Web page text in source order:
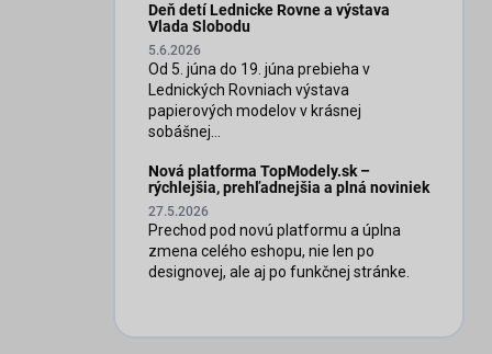
Deň detí Lednicke Rovne a výstava
Vlada Slobodu
5.6.2026
Od 5. júna do 19. júna prebieha v
Lednických Rovniach výstava
papierových modelov v krásnej
sobášnej...
Nová platforma TopModely.sk –
rýchlejšia, prehľadnejšia a plná noviniek
27.5.2026
Prechod pod novú platformu a úplna
zmena celého eshopu, nie len po
designovej, ale aj po funkčnej stránke.